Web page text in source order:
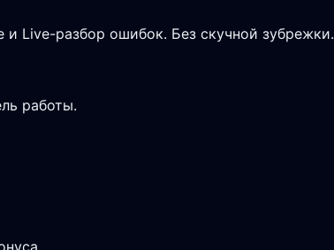
и Live-разбор ошибок. Без скучной зубрежки.
работы.